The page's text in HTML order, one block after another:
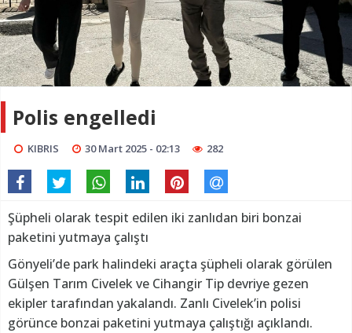
Polis engelledi
KIBRIS 30 Mart 2025 - 02:13 282
Şüpheli olarak tespit edilen iki zanlıdan biri bonzai
paketini yutmaya çalıştı
Gönyeli’de park halindeki araçta şüpheli olarak görülen
Gülşen Tarım Civelek ve Cihangir Tip devriye gezen
ekipler tarafından yakalandı. Zanlı Civelek’in polisi
görünce bonzai paketini yutmaya çalıştığı açıklandı.